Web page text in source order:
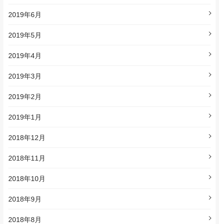
2019年6月
2019年5月
2019年4月
2019年3月
2019年2月
2019年1月
2018年12月
2018年11月
2018年10月
2018年9月
2018年8月